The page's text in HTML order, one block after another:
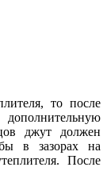
то после
джут должен
в зазорах на
После